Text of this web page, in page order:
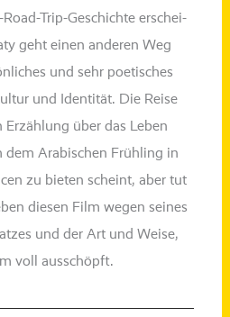
Trip-Geschichte erschei­
geht einen ande­ren Weg
und sehr poe­ti­sches
und Identität. Die Reise
über das Leben
dem Arabischen Frühling in
zu bie­ten scheint, aber tut
die­sen Film wegen sei­nes
und der Art und Weise,
voll ausschöpft.